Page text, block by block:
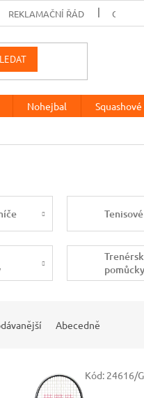
REKLAMAČNÍ ŘÁD
Nohejbal
pomůcky
Abecedně
Kód: 24616/